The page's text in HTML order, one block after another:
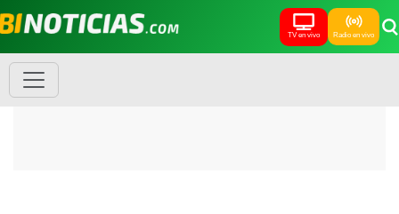
TV en vivo Radio en vivo